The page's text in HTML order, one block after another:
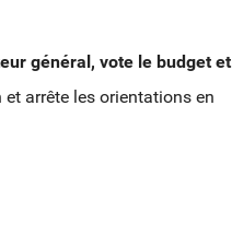
général, vote le budget et
arrête les orientations en